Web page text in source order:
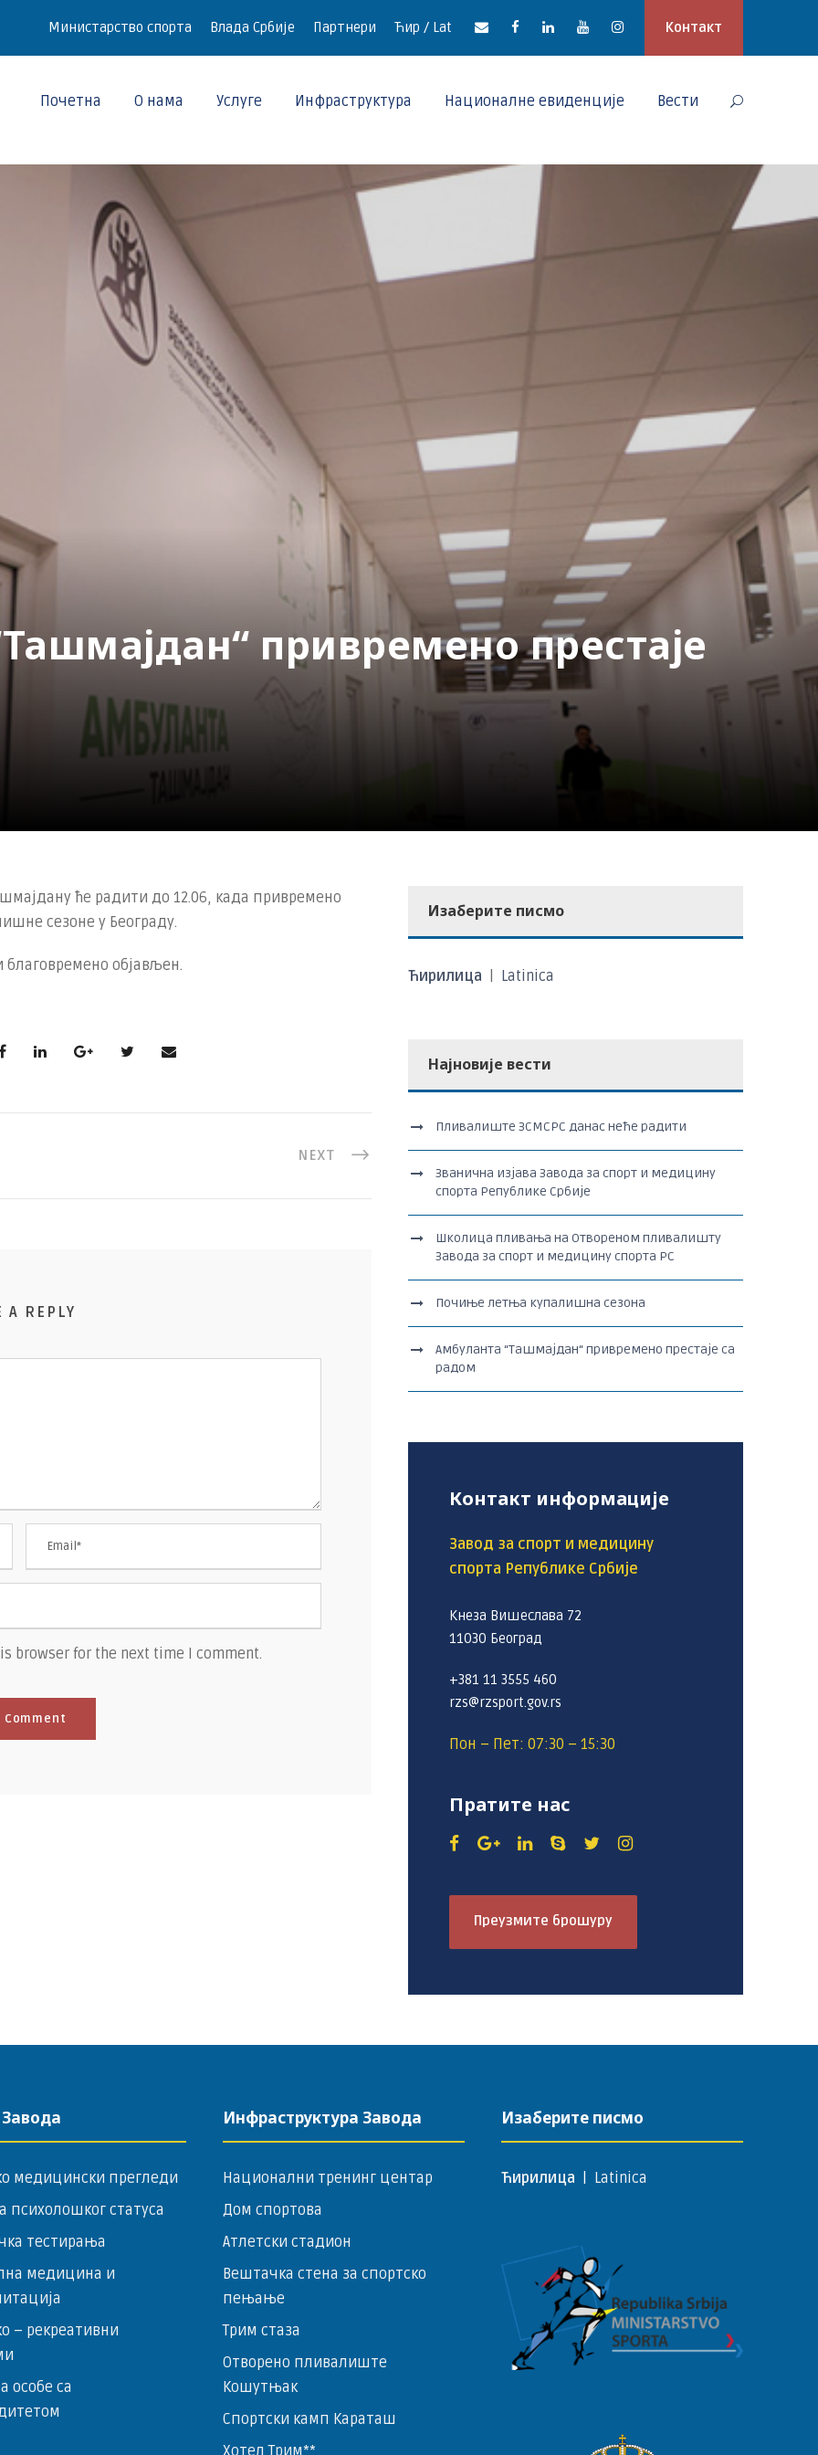
Министарство спорта Влада Србије Партнери Ћир / Lat Контакт
Почетна О нама Услуге Инфраструктура Националне евиденције Вести
привремено престаје
ће радити до 12.06, када привремено
сезоне у Београду.
објављен.
NEXT
A REPLY
browser for the next time I comment.
Изаберите писмо
Ћирилица Latinica
Најновије вести
Пливалиште ЗСМСРС данас неће радити
Званична изјава Завода за спорт и медицину
спорта Републике Србије
Школица пливања на Отвореном пливалишту
Завода за спорт и медицину спорта РС
Почиње летња купалишна сезона
Амбуланта “Ташмајдан“ привремено престаје са
радом
Контакт информације
Завод за спорт и медицину
спорта Републике Србије
Кнеза Вишеслава 72
11030 Београд
+381 11 3555 460
rzs@rzsport.gov.rs
Пон – Пет: 07:30 – 15:30
Пратите нас
Преузмите брошуру
медицински прегледи
психолошког статуса
тестирања
медицина и
– ­рекреативни
особе са
Инфраструктура Завода
Национални тренинг центар
Дом спортова
Атлетски стадион
Вештачка стена за спортско
пењање
Трим стаза
Отворено пливалиште
Кошутњак
Спортски камп Караташ
Изаберите писмо
Ћирилица Latinica